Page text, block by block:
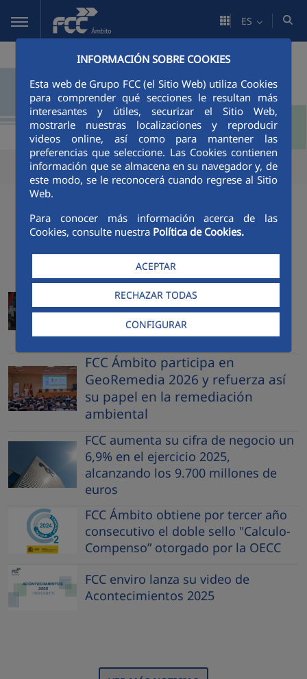
Saltar al contenido principal
INFORMACIÓN SOBRE COOKIES
Esta web de Grupo FCC (el Sitio Web) utiliza Cookies
para comprender qué secciones le resultan más
interesantes y útiles, securizar el Sitio Web,
mostrarle nuestras localizaciones y reproducir
videos online, así como para mantener las
preferencias que seleccione. Las Cookies contienen
información que se almacena en su navegador y, de
este modo, se le reconocerá cuando regrese al Sitio
Web.
Para conocer más información acerca de las
Cookies, consulte nuestra Política de Cookies.
ACEPTAR
RECHAZAR TODAS
CONFIGURAR
ES
ACTUALIDAD
FCC Ámbito se adjudica el
contrato de gestión integral de
residuos del Aeropuerto Adolfo
Suárez Madrid Barajas
FCC Ámbito participa en
GeoRemedia 2026 y refuerza así
su papel en la remediación
ambiental
FCC aumenta su cifra de negocio un
6,9% en el ejercicio 2025,
alcanzando los 9.700 millones de
euros
FCC Ámbito obtiene por tercer año
consecutivo el doble sello "Calculo-
Compenso” otorgado por la OECC
FCC enviro lanza su video de
Acontecimientos 2025